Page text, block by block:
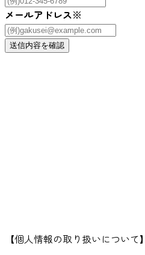
メールアドレス※
【個人情報の取り扱いについて】